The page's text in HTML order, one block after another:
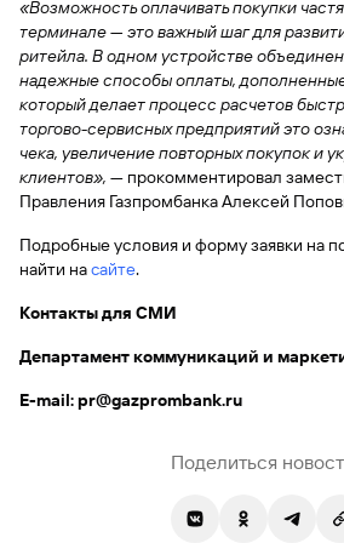
специальные
предложения
Газпром
Бонус
«Плюс»
Информация
держателей
карт
Дополнительная
Банки-
полезно
задаваемые
вопросы
Калькулятор
вкладов
Быстрый
по
Отчет о
кредитной
истории
Кредитный
помощник
поиск
по
сайту
Открыть
брокерский
счет
Брокерское
обслуживание
Инвестиционные
продукты
доверительного
управления
вычет
Отчет о
кредитной
истории
Станьте
партнером
поиск
по
Кредитный
рейтинг
Отчет о
кредитной
истории
Станьте
партнером
Партнерам
Информация
партнеров
Gazprom
Pay
Интернет-
банк
Мобильное
приложение
i-
GorodPay
Отделения
банка
Банкоматы
инкассация
с Moniron
Онлайн-
касса 3 в 1 с
эквайрингом
Может
быть
полезно
для
бизнеса
115-ФЗ
сервисы
«Копии
документов»
и «Справки»
Быстрый
поиск
по
Вклады
Курсы
валют
таможенных
платежей
Быстрый
поиск
по
сайту
Вклады
по
сайту
Вклады
сайту
Вклады
«Возможность оплачивать покупки
терминале — это важный шаг для
ритейла. В одном устройстве
надежные способы оплаты,
который делает процесс расчетов
торгово-сервисных предприятий это
чека, увеличение повторных покупок и
клиентов», — прокомментировал
Правления Газпромбанка Алексей
Подробные условия и форму заявки на
найти насайте.
Контакты для СМИ
Департамент коммуникаций и
E-mail:pr@gazprombank.ru
Поделиться